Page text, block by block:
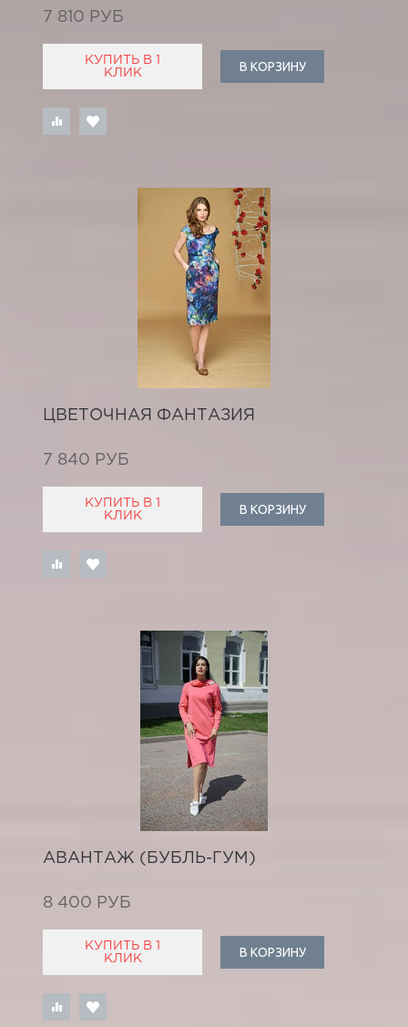
7 810 РУБ
КУПИТЬ В 1
КЛИК
В КОРЗИНУ
ЦВЕТОЧНАЯ ФАНТАЗИЯ
7 840 РУБ
КУПИТЬ В 1
КЛИК
В КОРЗИНУ
АВАНТАЖ (БУБЛЬ-ГУМ)
8 400 РУБ
КУПИТЬ В 1
КЛИК
В КОРЗИНУ